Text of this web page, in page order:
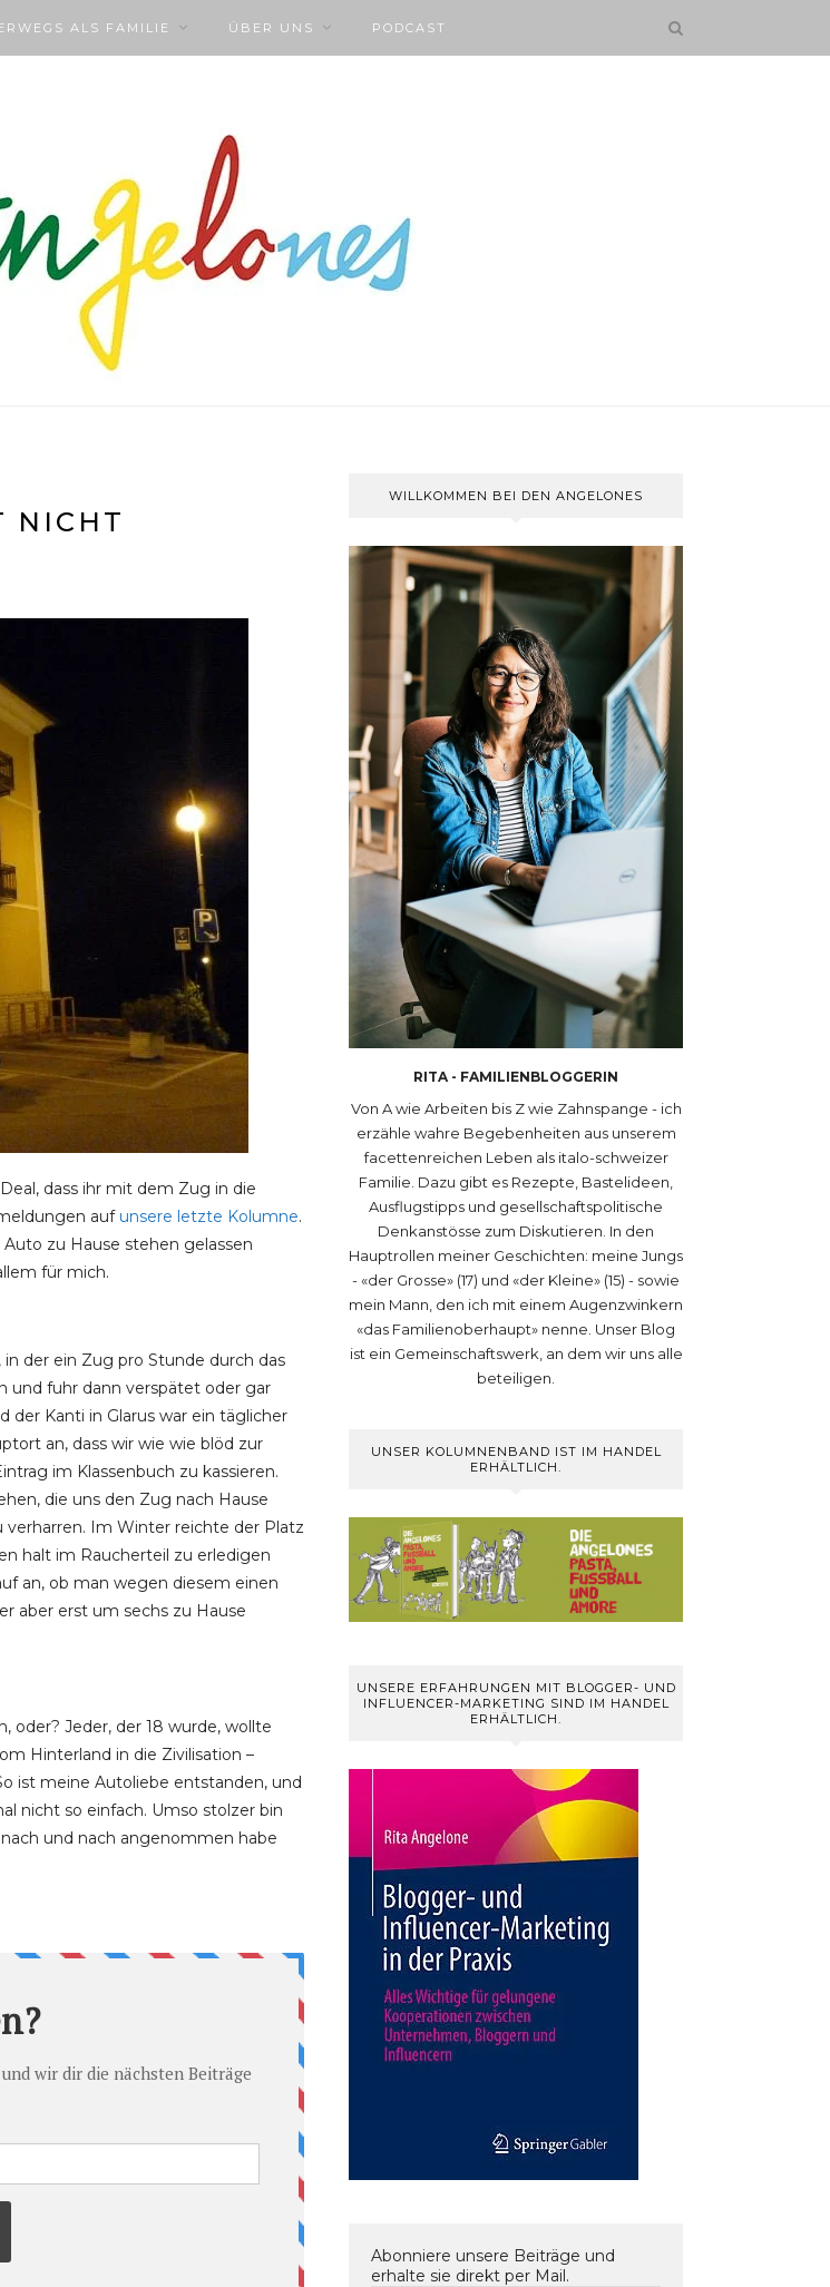
ALS FAMILIE ÜBER UNS PODCAST
NICHT
dass ihr mit dem Zug in die
auf unsere letzte Kolumne.
zu Hause stehen gelassen
für mich.
der ein Zug pro Stunde durch das
und fuhr dann verspätet oder gar
der Kanti in Glarus war ein täglicher
an, dass wir wie wie blöd zur
im Klassenbuch zu kassieren.
die uns den Zug nach Hause
verharren. Im Winter reichte der Platz
halt im Raucherteil zu erledigen
an, ob man wegen diesem einen
aber erst um sechs zu Hause
oder? Jeder, der 18 wurde, wollte
Hinterland in die Zivilisation –
ist meine Autoliebe entstanden, und
nicht so einfach. Umso stolzer bin
und nach angenommen habe
WILLKOMMEN BEI DEN ANGELONES
RITA - FAMILIENBLOGGERIN
Von A wie Arbeiten bis Z wie Zahnspange - ich
erzähle wahre Begebenheiten aus unserem
facettenreichen Leben als italo-schweizer
Familie. Dazu gibt es Rezepte, Bastelideen,
Ausflugstipps und gesellschaftspolitische
Denkanstösse zum Diskutieren. In den
Hauptrollen meiner Geschichten: meine Jungs
- «der Grosse» (17) und «der Kleine» (15) - sowie
mein Mann, den ich mit einem Augenzwinkern
«das Familienoberhaupt» nenne. Unser Blog
ist ein Gemeinschaftswerk, an dem wir uns alle
beteiligen.
UNSER KOLUMNENBAND IST IM HANDEL
ERHÄLTLICH.
UNSERE ERFAHRUNGEN MIT BLOGGER- UND
INFLUENCER-MARKETING SIND IM HANDEL
ERHÄLTLICH.
Abonniere unsere Beiträge und
erhalte sie direkt per Mail.